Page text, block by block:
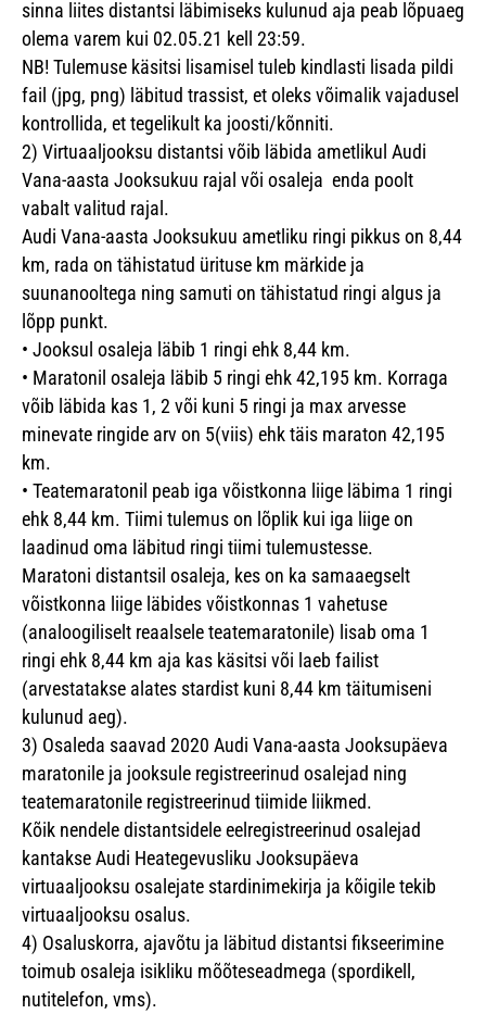
sinna liites distantsi läbimiseks kulunud aja peab lõpuaeg
olema varem kui 02.05.21 kell 23:59.
NB! Tulemuse käsitsi lisamisel tuleb kindlasti lisada pildi
fail (jpg, png) läbitud trassist, et oleks võimalik vajadusel
kontrollida, et tegelikult ka joosti/kõnniti.
2) Virtuaaljooksu distantsi võib läbida ametlikul Audi
Vana-aasta Jooksukuu rajal või osaleja enda poolt
vabalt valitud rajal.
Audi Vana-aasta Jooksukuu ametliku ringi pikkus on 8,44
km, rada on tähistatud ürituse km märkide ja
suunanooltega ning samuti on tähistatud ringi algus ja
lõpp punkt.
• Jooksul osaleja läbib 1 ringi ehk 8,44 km.
• Maratonil osaleja läbib 5 ringi ehk 42,195 km. Korraga
võib läbida kas 1, 2 või kuni 5 ringi ja max arvesse
minevate ringide arv on 5(viis) ehk täis maraton 42,195
km.
• Teatemaratonil peab iga võistkonna liige läbima 1 ringi
ehk 8,44 km. Tiimi tulemus on lõplik kui iga liige on
laadinud oma läbitud ringi tiimi tulemustesse.
Maratoni distantsil osaleja, kes on ka samaaegselt
võistkonna liige läbides võistkonnas 1 vahetuse
(analoogiliselt reaalsele teatemaratonile) lisab oma 1
ringi ehk 8,44 km aja kas käsitsi või laeb failist
(arvestatakse alates stardist kuni 8,44 km täitumiseni
kulunud aeg).
3) Osaleda saavad 2020 Audi Vana-aasta Jooksupäeva
maratonile ja jooksule registreerinud osalejad ning
teatemaratonile registreerinud tiimide liikmed.
Kõik nendele distantsidele eelregistreerinud osalejad
kantakse Audi Heategevusliku Jooksupäeva
virtuaaljooksu osalejate stardinimekirja ja kõigile tekib
virtuaaljooksu osalus.
4) Osaluskorra, ajavõtu ja läbitud distantsi fikseerimine
toimub osaleja isikliku mõõteseadmega (spordikell,
nutitelefon, vms).